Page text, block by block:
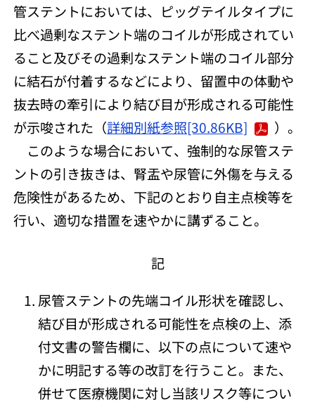
管ステントにおいては、ピッグテイルタイプに
比べ過剰なステント端のコイルが形成されてい
ること及びその過剰なステント端のコイル部分
に結石が付着するなどにより、留置中の体動や
抜去時の牽引により結び目が形成される可能性
が示唆された（詳細別紙参照[30.86KB]
）。
このような場合において、強制的な尿管ステ
ントの引き抜きは、腎盂や尿管に外傷を与える
危険性があるため、下記のとおり自主点検等を
行い、適切な措置を速やかに講ずること。
記
尿管ステントの先端コイル形状を確認し、
結び目が形成される可能性を点検の上、添
付文書の警告欄に、以下の点について速や
かに明記する等の改訂を行うこと。また、
併せて医療機関に対し当該リスク等につい